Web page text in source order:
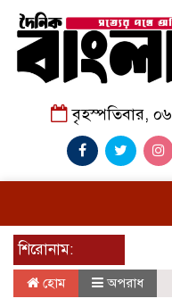
বৃহস্পতিবার,
শিরোনাম:
হোম অপরাধ